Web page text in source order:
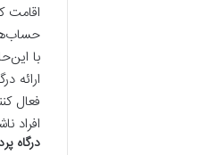
اقامت
با
ارائه
فعال
افراد
درگاه